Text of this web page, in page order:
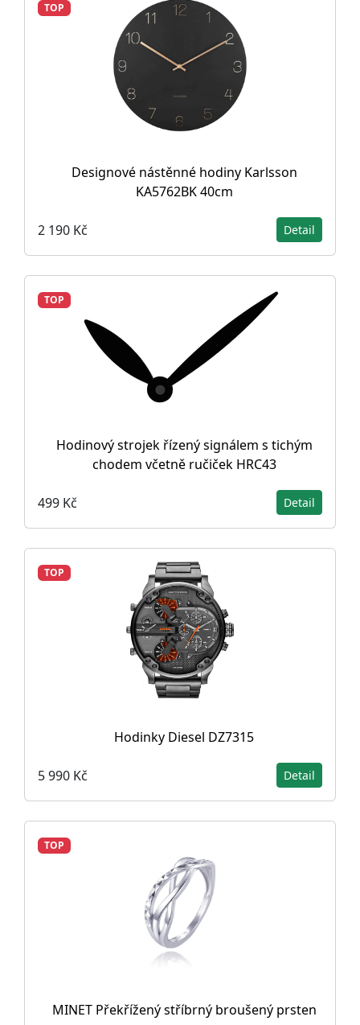
TOP
Designové nástěnné hodiny Karlsson
KA5762BK 40cm
2 190 Kč Detail
TOP
Hodinový strojek řízený signálem s tichým
chodem včetně ručiček HRC43
499 Kč Detail
TOP
Hodinky Diesel DZ7315
5 990 Kč Detail
TOP
MINET Překřížený stříbrný broušený prsten